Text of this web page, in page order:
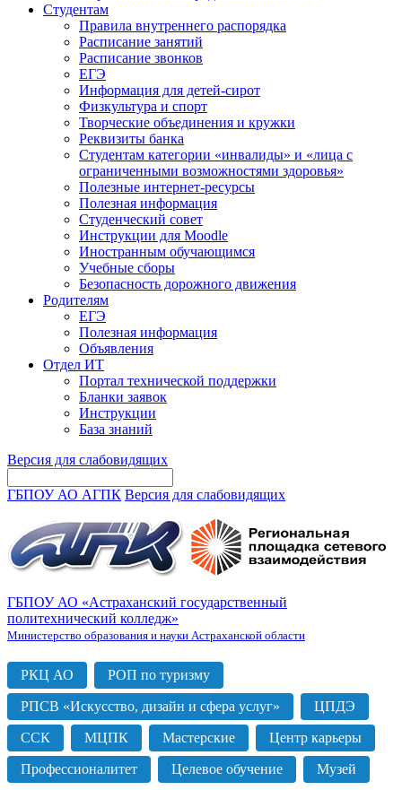
Студентам
Правила внутреннего распорядка
Расписание занятий
Расписание звонков
ЕГЭ
Информация для детей-сирот
Физкультура и спорт
Творческие объединения и кружки
Реквизиты банка
Студентам категории «инвалиды» и «лица с
ограниченными возможностями здоровья»
Полезные интернет-ресурсы
Полезная информация
Студенческий совет
Инструкции для Moodle
Иностранным обучающимся
Учебные сборы
Безопасность дорожного движения
Родителям
ЕГЭ
Полезная информация
Объявления
Отдел ИТ
Портал технической поддержки
Бланки заявок
Инструкции
База знаний
Версия для слабовидящих
ГБПОУ АО АГПК Версия для слабовидящих
ГБПОУ АО «Астраханский государственный
политехнический колледж»
Министерство образования и науки Астраханской области
РКЦ АО РОП по туризму
РПСВ «Искусство, дизайн и сфера услуг» ЦПДЭ
ССК МЦПК Мастерские Центр карьеры
Профессионалитет Целевое обучение Музей